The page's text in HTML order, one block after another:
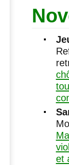
et